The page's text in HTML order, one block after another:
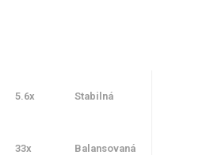
5.6x Stabilná
33x Balansovaná